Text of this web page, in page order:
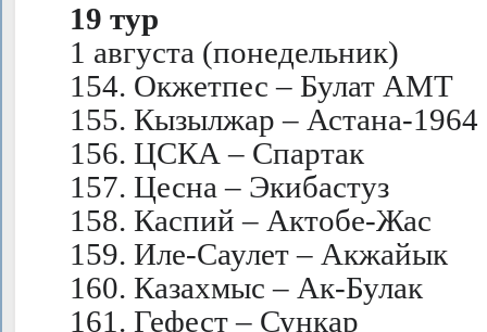
19 тур
1 августа (понедельник)
154. Окжетпес – Булат АМТ
155. Кызылжар – Астана-1964
156. ЦСКА – Спартак
157. Цесна – Экибастуз
158. Каспий – Актобе-Жас
159. Иле-Саулет – Акжайык
160. Казахмыс – Ак-Булак
161. Гефест – Сункар